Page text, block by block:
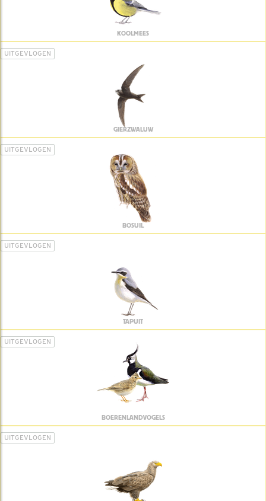
KOOLMEES
UITGEVLOGEN
GIERZWALUW
UITGEVLOGEN
BOSUIL
UITGEVLOGEN
TAPUIT
UITGEVLOGEN
BOERENLANDVOGELS
UITGEVLOGEN